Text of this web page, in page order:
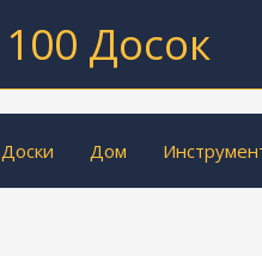
100 Досок
Доски Дом